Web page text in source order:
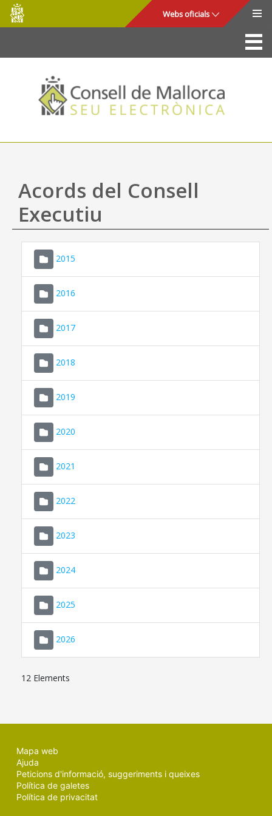
Salta al contingut principal
Consell
de
Mallorca
Webs oficials
La Seu
Consell de Mallorca
Accés i seguretat
Utilitats
Ajuda
Acords del Consell
Executiu
2015
2016
2017
2018
2019
2020
2021
2022
2023
2024
2025
2026
12 Elements
Mapa web
Ajuda
Peticions d'informació, suggeriments i queixes
Política de galetes
Política de privacitat